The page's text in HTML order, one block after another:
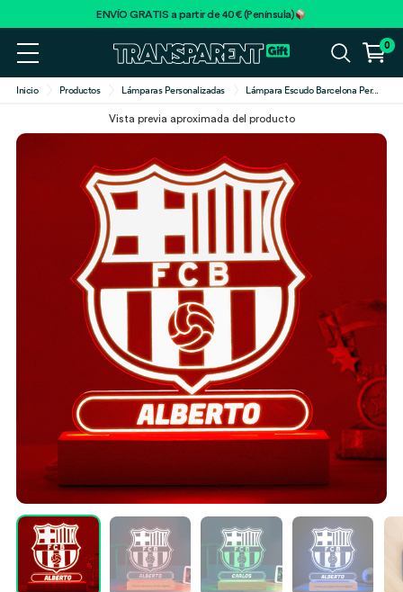
ENVÍO GRATIS a partir de 40€ (Península)
0
Inicio Productos Lámparas Personalizadas Lámpara Escudo Barcelona Per...
Vista previa aproximada del producto